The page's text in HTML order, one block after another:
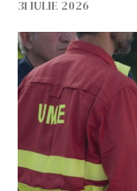
31 IULIE 2026